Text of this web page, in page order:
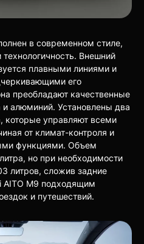
в современном стиле,
Внешний
плавными линиями и
его
преобладают качественные
алюминий. Установлены два
которые управляют всеми
от климат-контроля и
функциями. Объем
но при необходимости
литров, сложив задние
AITO M9 подходящим
и путешествий.